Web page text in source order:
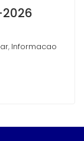
2026
, Informacao